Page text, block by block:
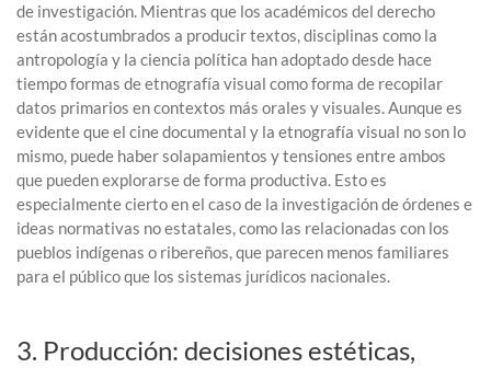
de investigación. Mientras que los académicos del derecho
están acostumbrados a producir textos, disciplinas como la
antropología y la ciencia política han adoptado desde hace
tiempo formas de etnografía visual como forma de recopilar
datos primarios en contextos más orales y visuales. Aunque es
evidente que el cine documental y la etnografía visual no son lo
mismo, puede haber solapamientos y tensiones entre ambos
que pueden explorarse de forma productiva. Esto es
especialmente cierto en el caso de la investigación de órdenes e
ideas normativas no estatales, como las relacionadas con los
pueblos indígenas o ribereños, que parecen menos familiares
para el público que los sistemas jurídicos nacionales.
3. Producción: decisiones estéticas,